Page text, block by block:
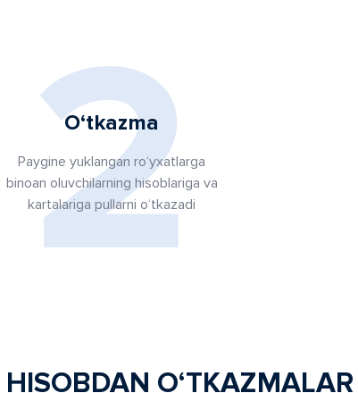
2
O‘tkazma
Paygine yuklangan ro‘yxatlarga
binoan oluvchilarning hisoblariga va
kartalariga pullarni o‘tkazadi
O‘TKAZMALAR